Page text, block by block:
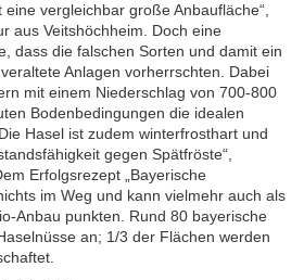
vergleichbar große Anbaufläche“,
aus Veitshöchheim. Doch eine
dass die falschen Sorten und damit ein
Anlagen vorherrschten. Dabei
mit einem Niederschlag von 700-800
Bodenbedingungen die idealen
Hasel ist zudem winterfrosthart und
gegen Spätfröste“,
Erfolgsrezept „Bayerische
im Weg und kann vielmehr auch als
Anbau punkten. Rund 80 bayerische
an; 1/3 der Flächen werden